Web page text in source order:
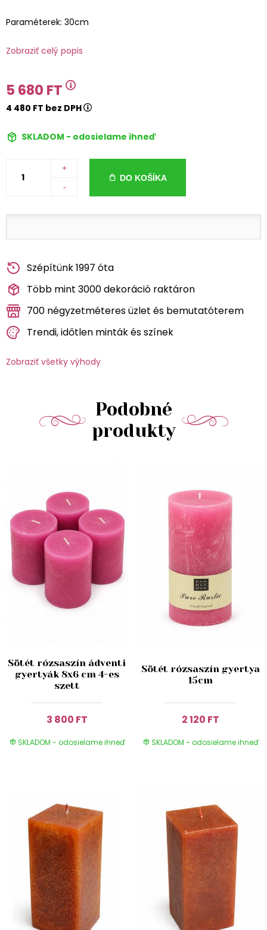
Paraméterek: 30cm
Zobraziť celý popis
5 680 FT
4 480 FT bez DPH
SKLADOM - odosielame ihneď
+
-
DO KOŠÍKA
Szépítünk 1997 óta
Több mint 3000 dekoráció raktáron
700 négyzetméteres üzlet és bemutatóterem
Trendi, időtlen minták és színek
Zobraziť všetky výhody
Podobné
produkty
Sötét rózsaszín ádventi
gyertyák 8x6 cm 4-es
szett
3 800 FT
SKLADOM - odosielame ihneď
Sötét rózsaszín gyertya
15cm
2 120 FT
SKLADOM - odosielame ihneď